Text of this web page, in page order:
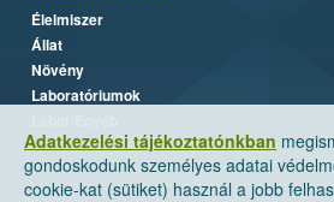
Adatkezelési tájékoztatónkban
gondoskodunk személyes adatai
cookie-kat (sütiket) használ a jobb
Élelmiszer
Állat
Növény
Laboratóriumok